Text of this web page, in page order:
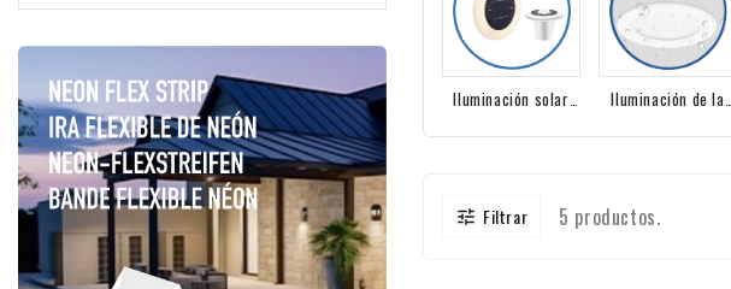
Iluminación solar
Iluminación de la
 Filtrar 5 productos.